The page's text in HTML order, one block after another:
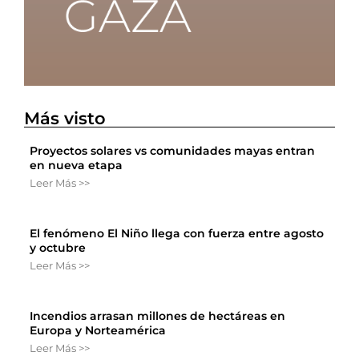
Más visto
Proyectos solares vs comunidades mayas entran
en nueva etapa
Leer Más >>
El fenómeno El Niño llega con fuerza entre agosto
y octubre
Leer Más >>
Incendios arrasan millones de hectáreas en
Europa y Norteamérica
Leer Más >>